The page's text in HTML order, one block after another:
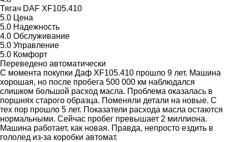
Тягач DAF XF105.410
5.0 Цена
5.0 Надежность
4.0 Обслуживание
5.0 Управление
5.0 Комфорт
Переведено автоматически
С момента покупки Даф XF105.410 прошло 9 лет. Машина
хорошая, но после пробега 500 000 км наблюдался
слишком большой расход масла. Проблема оказалась в
поршнях старого образца. Поменяли детали на новые. С
тех пор прошло 5 лет. Показатели расхода масла остаются
нормальными. Сейчас пробег превышает 2 миллиона.
Машина работает, как новая. Правда, непросто ездить в
гололед из-за коробки автомат.